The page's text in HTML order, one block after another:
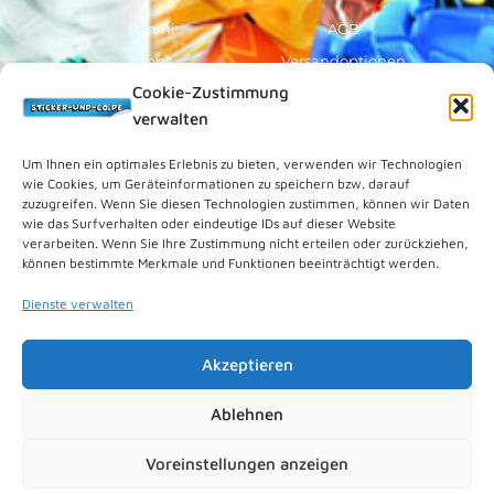
Cookie-Zustimmung
verwalten
Um Ihnen ein optimales Erlebnis zu bieten, verwenden wir Technologien
wie Cookies, um Geräteinformationen zu speichern bzw. darauf
zuzugreifen. Wenn Sie diesen Technologien zustimmen, können wir Daten
wie das Surfverhalten oder eindeutige IDs auf dieser Website
verarbeiten. Wenn Sie Ihre Zustimmung nicht erteilen oder zurückziehen,
können bestimmte Merkmale und Funktionen beeinträchtigt werden.
Dienste verwalten
Akzeptieren
Ablehnen
Voreinstellungen anzeigen
Panini
Topps
Blue Ocean
Sammelfiguren
Vorverkauf
AGB
Versandoptionen
Zahlungsoptionen
Über Uns
Rechtliches
Kundenkonto
Datenschutz
Cookies (EU)
Vertrag widerrufen